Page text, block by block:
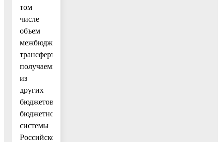
том
числе
объем
межбюджетных
трансфертов,
получаемых
из
других
бюджетов
бюджетной
системы
Российской